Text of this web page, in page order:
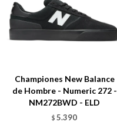
Championes New Balance
de Hombre - Numeric 272 -
NM272BWD - ELD
$ 5.390